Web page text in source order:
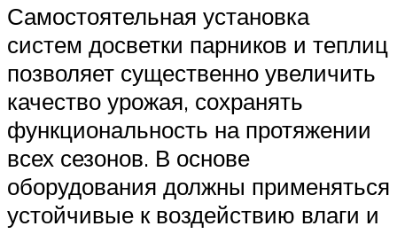
Самостоятельная установка
систем досветки парников и теплиц
позволяет существенно увеличить
качество урожая, сохранять
функциональность на протяжении
всех сезонов. В основе
оборудования должны применяться
устойчивые к воздействию влаги и